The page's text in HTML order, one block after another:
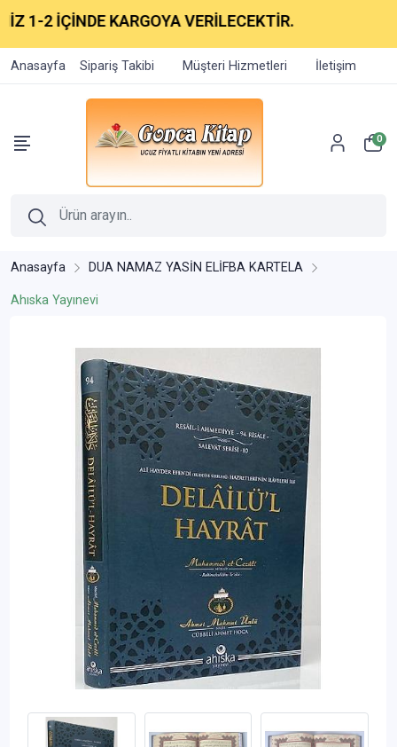
2 İÇİNDE KARGOYA VERİLECEKTİR.
Anasayfa Sipariş Takibi Müşteri Hizmetleri İletişim
0
Anasayfa DUA NAMAZ YASİN ELİFBA KARTELA
Ahıska Yayınevi